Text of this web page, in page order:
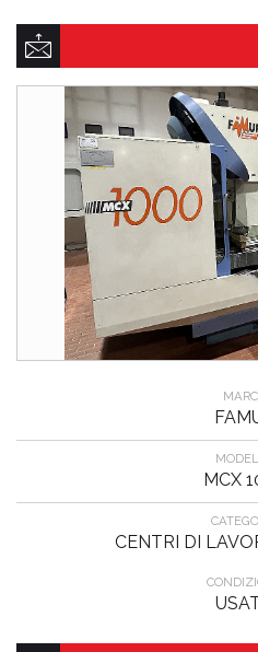
MCX
CENTRI DI